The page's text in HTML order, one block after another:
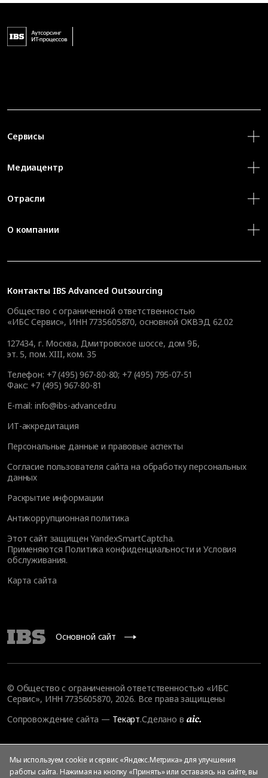
Контакты IBS Advanced Outsourcing
Общество с ограниченной ответственностью
«ИБС Сервис», ИНН 7735605870, основной ОКВЭД 62.02
127434, г. Москва, Дмитровское шоссе, дом 9Б,
эт. 5, пом. XIII, ком. 35
Телефон: +7 (495) 967-80-80; +7 (495) 795-07-51
Факс: +7 (495) 967-80-81
E-mail: info@ibs-advanced.ru
ИТ-аккредитация
Персональные данные и правовые аспекты
Согласие пользователя сайта на обработку персональных
данных
Раскрытие информации
Антикоррупционная политика
Этот сайт защищен YandexSmartCaptcha.
Применяются Политика конфиденциальности иУсловия
обслуживания.
Карта сайта
Сервисы
Медиацентр
Отрасли
О компании
Основной сайт
© Общество с ограниченной ответственностью «ИБС
Сервис», ИНН 7735605870, 2026. Все права защищены
Сопровождение сайта — Текарт.Сделано в
Мы используем cookie и сервис «Яндекс.Метрика» для улучшения
работы сайта. Нажимая на кнопку «Принять» или оставаясь на сайте, вы